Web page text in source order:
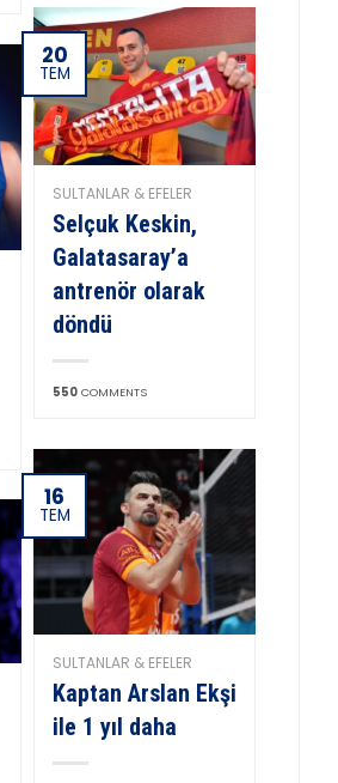
20
TEM
SULTANLAR & EFELER
Selçuk Keskin,
Galatasaray’a
antrenör olarak
döndü
550 COMMENTS
16
TEM
SULTANLAR & EFELER
Kaptan Arslan Ekşi
ile 1 yıl daha